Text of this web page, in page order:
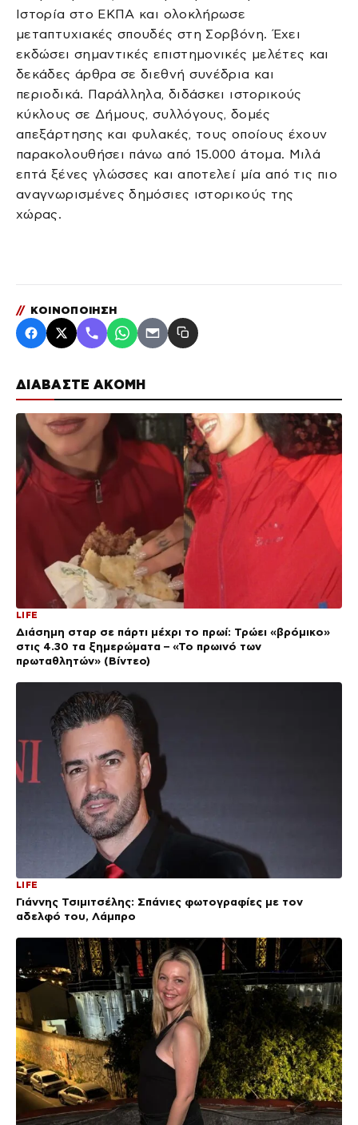
ΔΙΑΒΑΣΤΕ ΑΚΟΜΗ
LIFE
Διάσημη σταρ σε πάρτι μέχρι το πρωί: Τρώει «βρόμικο»
στις 4.30 τα ξημερώματα – «Το πρωινό των
πρωταθλητών» (Βίντεο)
LIFE
Γιάννης Τσιμιτσέλης: Σπάνιες φωτογραφίες με τον
αδελφό του, Λάμπρο
Ιστορία στο ΕΚΠΑ και ολοκλήρωσε
μεταπτυχιακές σπουδές στη Σορβόνη. Έχει
εκδώσει σημαντικές επιστημονικές μελέτες και
δεκάδες άρθρα σε διεθνή συνέδρια και
περιοδικά. Παράλληλα, διδάσκει ιστορικούς
κύκλους σε Δήμους, συλλόγους, δομές
απεξάρτησης και φυλακές, τους οποίους έχουν
παρακολουθήσει πάνω από 15.000 άτομα. Μιλά
επτά ξένες γλώσσες και αποτελεί μία από τις πιο
αναγνωρισμένες δημόσιες ιστορικούς της
χώρας.
// ΚΟΙΝΟΠΟΙΗΣΗ